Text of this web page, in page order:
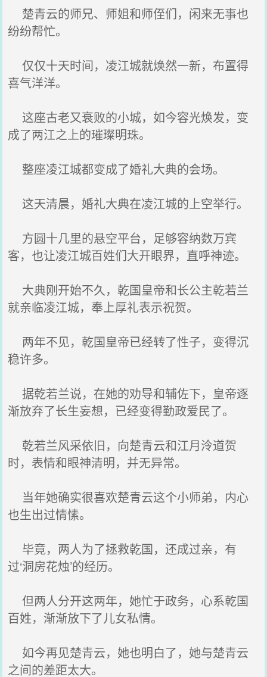
楚青云的师兄、师姐和师侄们，闲来无事也
纷纷帮忙。
仅仅十天时间，凌江城就焕然一新，布置得
喜气洋洋。
这座古老又衰败的小城，如今容光焕发，变
成了两江之上的璀璨明珠。
整座凌江城都变成了婚礼大典的会场。
这天清晨，婚礼大典在凌江城的上空举行。
方圆十几里的悬空平台，足够容纳数万宾
客，也让凌江城百姓们大开眼界，直呼神迹。
大典刚开始不久，乾国皇帝和长公主乾若兰
就亲临凌江城，奉上厚礼表示祝贺。
两年不见，乾国皇帝已经转了性子，变得沉
稳许多。
据乾若兰说，在她的劝导和辅佐下，皇帝逐
渐放弃了长生妄想，已经变得勤政爱民了。
乾若兰风采依旧，向楚青云和江月泠道贺
时，表情和眼神清明，并无异常。
当年她确实很喜欢楚青云这个小师弟，内心
也生出过情愫。
毕竟，两人为了拯救乾国，还成过亲，有
过‘洞房花烛’的经历。
但两人分开这两年，她忙于政务，心系乾国
百姓，渐渐放下了儿女私情。
如今再见楚青云，她也明白了，她与楚青云
之间的差距太大。